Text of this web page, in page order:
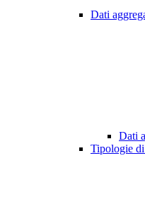
Dati
Dati
Tipologie